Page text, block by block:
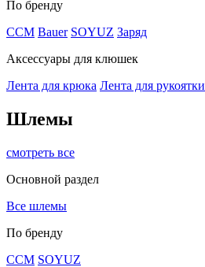
По бренду
CCM Bauer SOYUZ Заряд
Аксессуары для клюшек
Лента для крюка Лента для рукоятки
Шлемы
смотреть все
Основной раздел
Все шлемы
По бренду
CCM SOYUZ